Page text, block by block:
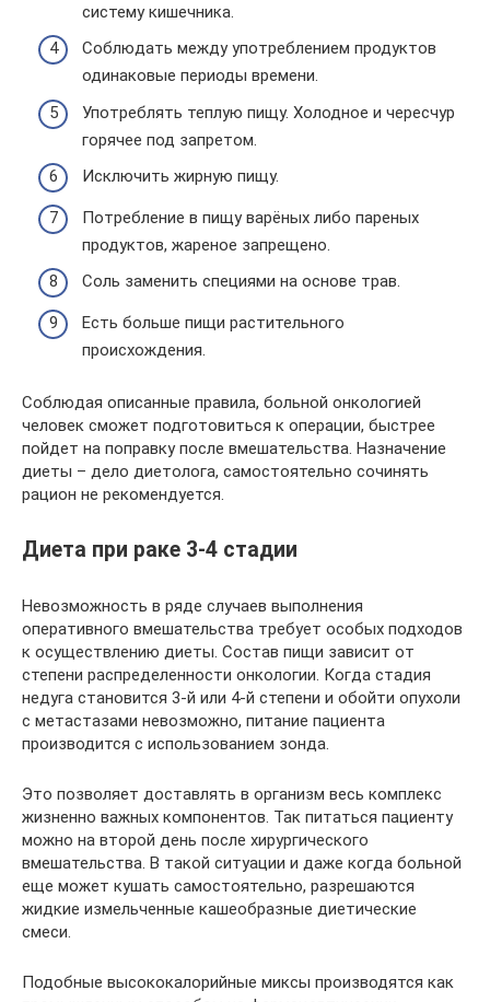
систему кишечника.
Соблюдать между употреблением продуктов
одинаковые периоды времени.
Употреблять теплую пищу. Холодное и чересчур
горячее под запретом.
Исключить жирную пищу.
Потребление в пищу варёных либо пареных
продуктов, жареное запрещено.
Соль заменить специями на основе трав.
Есть больше пищи растительного
происхождения.
Соблюдая описанные правила, больной онкологией
человек сможет подготовиться к операции, быстрее
пойдет на поправку после вмешательства. Назначение
диеты – дело диетолога, самостоятельно сочинять
рацион не рекомендуется.
Диета при раке 3-4 стадии
Невозможность в ряде случаев выполнения
оперативного вмешательства требует особых подходов
к осуществлению диеты. Состав пищи зависит от
степени распределенности онкологии. Когда стадия
недуга становится 3-й или 4-й степени и обойти опухоли
с метастазами невозможно, питание пациента
производится с использованием зонда.
Это позволяет доставлять в организм весь комплекс
жизненно важных компонентов. Так питаться пациенту
можно на второй день после хирургического
вмешательства. В такой ситуации и даже когда больной
еще может кушать самостоятельно, разрешаются
жидкие измельченные кашеобразные диетические
смеси.
Подобные высококалорийные миксы производятся как